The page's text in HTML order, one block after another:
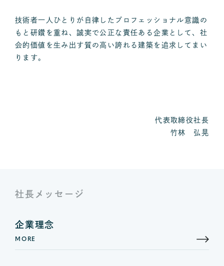
技術者一人ひとりが自律したプロフェッショナル意識の
もと研鑽を重ね、誠実で公正な責任ある企業として、社
会的価値を生み出す質の高い誇れる建築を追求してまい
ります。
代表取締役社長
竹林 弘晃
社長メッセージ
企業理念
MORE